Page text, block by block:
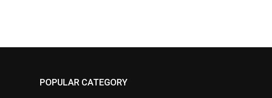
POPULAR CATEGORY